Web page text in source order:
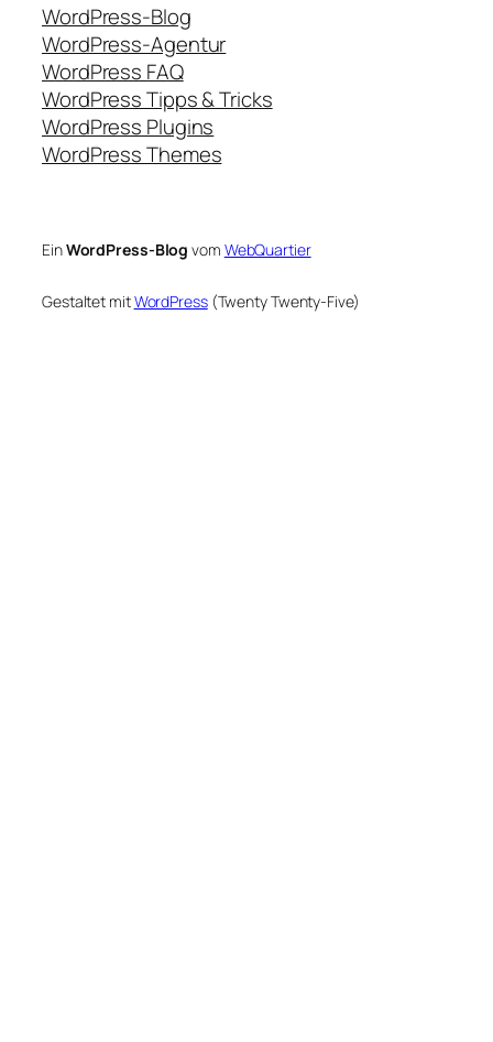
WordPress-Blog
WordPress-Agentur
WordPress FAQ
WordPress Tipps & Tricks
WordPress Plugins
WordPress Themes
EinWordPress-Blog vom WebQuartier
Gestaltet mitWordPress(Twenty Twenty-Five)